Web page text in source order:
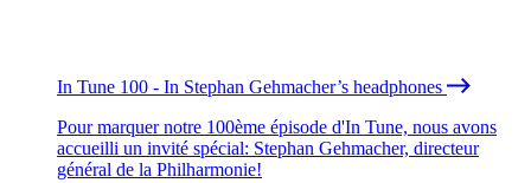
In Tune 100 - In Stephan Gehmacher’s headphones
Pour marquer notre 100ème épisode d'In Tune, nous avons
accueilli un invité spécial: Stephan Gehmacher, directeur
général de la Philharmonie!